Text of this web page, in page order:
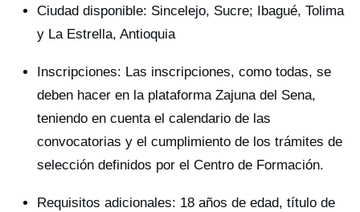
Ciudad disponible: Sincelejo, Sucre; Ibagué, Tolima
y La Estrella, Antioquia
Inscripciones: Las inscripciones, como todas, se
deben hacer en la plataforma Zajuna del Sena,
teniendo en cuenta el calendario de las
convocatorias y el cumplimiento de los trámites de
selección definidos por el Centro de Formación.
Requisitos adicionales: 18 años de edad, título de